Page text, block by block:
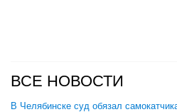
ВСЕ НОВОСТИ
В Челябинске суд обязал